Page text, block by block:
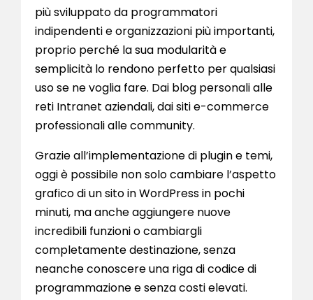
più sviluppato da programmatori
indipendenti e organizzazioni più importanti,
proprio perché la sua modularità e
semplicità lo rendono perfetto per qualsiasi
uso se ne voglia fare. Dai blog personali alle
reti Intranet aziendali, dai siti e-commerce
professionali alle community.
Grazie all’implementazione di plugin e temi,
oggi è possibile non solo cambiare l’aspetto
grafico di un sito in WordPress in pochi
minuti, ma anche aggiungere nuove
incredibili funzioni o cambiargli
completamente destinazione, senza
neanche conoscere una riga di codice di
programmazione e senza costi elevati.